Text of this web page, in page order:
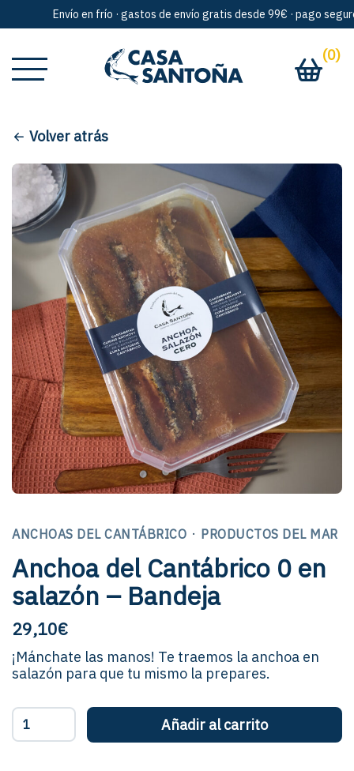
Envío en frío · gastos de envío gratis desde 99€ · pago seguro
(0)
Volver atrás
ANCHOAS DEL CANTÁBRICO · PRODUCTOS DEL MAR
Anchoa del Cantábrico 0 en
salazón – Bandeja
29,10€
¡Mánchate las manos! Te traemos la anchoa en
salazón para que tu mismo la prepares.
Anchoa
del
Cantábrico
Añadir al carrito